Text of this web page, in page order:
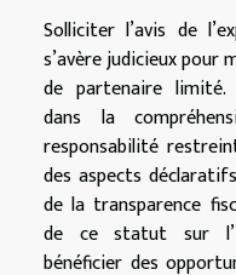
Solliciter l’avis de
s’avère judicieux
de partenaire limité.
dans la
responsabilité
des aspects
de la transparence
de ce statut sur
bénéficier des